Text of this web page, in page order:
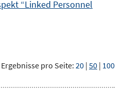
“Linked Personnel
Ergebnisse pro Seite: 20 | 50 | 100